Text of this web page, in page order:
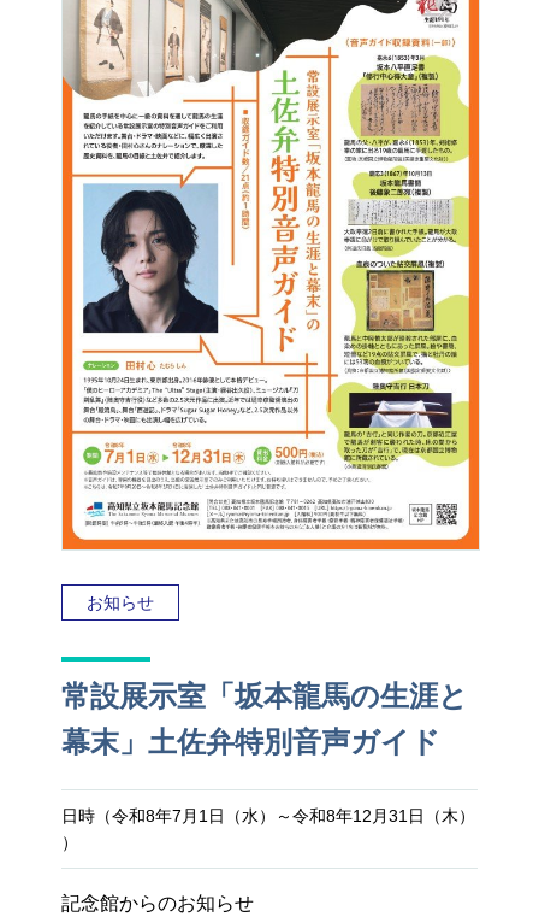
お知らせ
常設展示室「坂本龍馬の生涯と
幕末」土佐弁特別音声ガイド
日時（令和8年7月1日（水）～令和8年12月31日（木）
）
記念館からのお知らせ